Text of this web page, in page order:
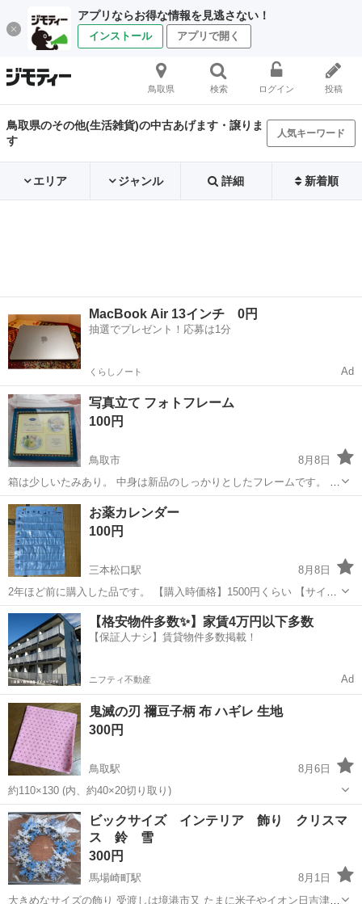
アプリならお得な情報を見逃さない！
インストール アプリで開く
鳥取県 検索 ログイン 投稿
鳥取県のその他(生活雑貨)の中古あげます・譲りま
す
人気キーワード
エリア ジャンル 詳細 新着順
MacBook Air 13インチ 0円
抽選でプレゼント！応募は1分
くらしノート Ad
写真立て フォトフレーム
100円
鳥取市
8月8日
箱は少しいたみあり。 中身は新品のしっかりとしたフレームです。 ひ
もあり 横30 縦25
鳥取 鳥取市 その他 フレーム
お薬カレンダー
100円
三本松口駅
8月8日
2年ほど前に購入した品です。 【購入時価格】1500円くらい 【サイ
ズ】縦：58cm、横：43cm （大体です） 【傷などの状態】特になし
【アピールポイント】未使用品 【希望取引場所】米子市 山陰合銀上
後藤支店の駐車場 ...
鳥取 米子市 三本松口駅 その他 カレンダー
【格安物件多数✨】家賃4万円以下多数
【保証人ナシ】賃貸物件多数掲載！
ニフティ不動産 Ad
鬼滅の刃 禰豆子柄 布 ハギレ 生地
300円
鳥取駅
8月6日
約110×130 (内、約40×20切り取り)
鳥取 鳥取市 鳥取駅 その他 禰豆
ビックサイズ インテリア 飾り クリスマ
ス 鈴 雪
300円
馬場崎町駅
8月1日
大きめなサイズの飾り 受渡しは境港市又 たまに米子やイオン日吉津付